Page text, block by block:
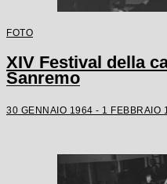
FOTO
XIV Festival della
Sanremo
30 GENNAIO 1964 - 1 FEBBRAIO